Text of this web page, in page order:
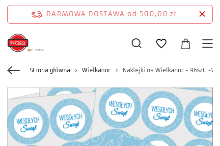
DARMOWA DOSTAWA od 500,00 zł
Strona główna Wielkanoc Naklejki na Wielkanoc - 96szt. -